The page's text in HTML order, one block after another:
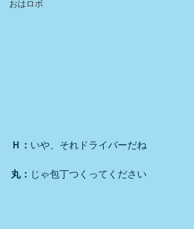
おはロボ
Ｈ： いや、それドライバーだね
丸： じゃ包丁つくってください